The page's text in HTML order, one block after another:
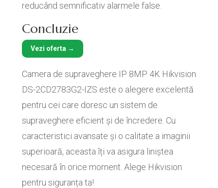
reducând semnificativ alarmele false.
Concluzie
Vezi oferta →
Camera de supraveghere IP 8MP 4K Hikvision
DS-2CD2783G2-IZS este o alegere excelentă
pentru cei care doresc un sistem de
supraveghere eficient și de încredere. Cu
caracteristici avansate și o calitate a imaginii
superioară, aceasta îți va asigura liniștea
necesară în orice moment. Alege Hikvision
pentru siguranța ta!